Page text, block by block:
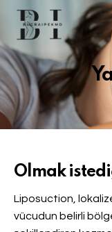
Olmak
Liposuction,
vücudun belirli